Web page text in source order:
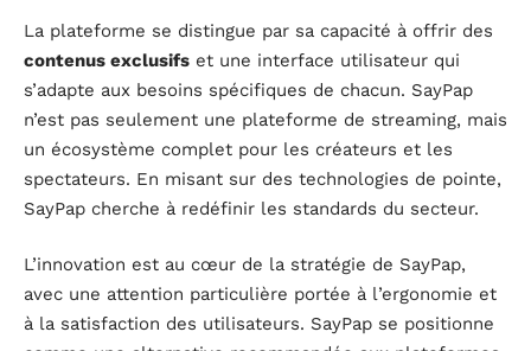
La plateforme se distingue par sa capacité à offrir des
contenus exclusifs et une interface utilisateur qui
s’adapte aux besoins spécifiques de chacun. SayPap
n’est pas seulement une plateforme de streaming, mais
un écosystème complet pour les créateurs et les
spectateurs. En misant sur des technologies de pointe,
SayPap cherche à redéfinir les standards du secteur.
L’innovation est au cœur de la stratégie de SayPap,
avec une attention particulière portée à l’ergonomie et
à la satisfaction des utilisateurs. SayPap se positionne